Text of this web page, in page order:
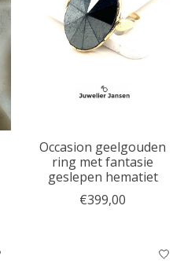
Occasion geelgouden
ring met fantasie
geslepen hematiet
€399,00